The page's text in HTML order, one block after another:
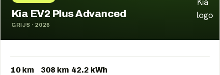
Kia EV2 Plus Advanced
GRIJS · 2026
10 km 308 km 42.2 kWh